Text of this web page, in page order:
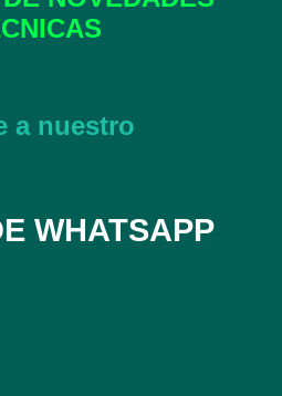
a nuestro
WHATSAPP